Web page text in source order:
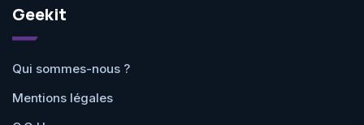
Geekit
Qui sommes-nous ?
Mentions légales